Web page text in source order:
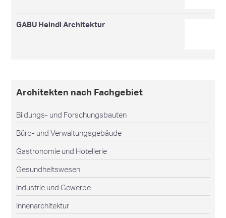
GABU Heindl Architektur
Architekten nach Fachgebiet
Bildungs- und Forschungsbauten
Büro- und Verwaltungsgebäude
Gastronomie und Hotellerie
Gesundheitswesen
Industrie und Gewerbe
Innenarchitektur